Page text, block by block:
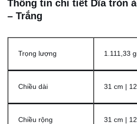
Thông tin chi tiết Dĩa tròn
– Trắng
Trọng lượng 1.111,33
Chiều dài 31 cm |
Chiều rộng 31 cm |